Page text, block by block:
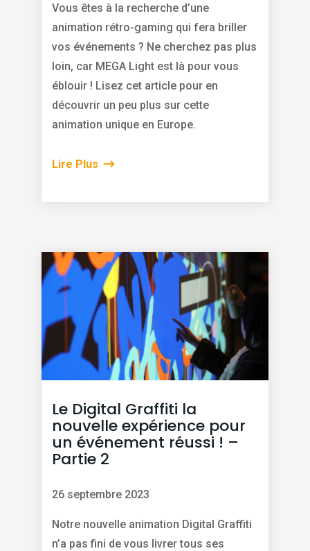
Vous êtes à la recherche d’une
animation rétro-gaming qui fera briller
vos événements ? Ne cherchez pas plus
loin, car MEGA Light est là pour vous
éblouir ! Lisez cet article pour en
découvrir un peu plus sur cette
animation unique en Europe.
Lire Plus
Le Digital Graffiti la
nouvelle expérience pour
un événement réussi ! –
Partie 2
26 septembre 2023
Notre nouvelle animation Digital Graffiti
n’a pas fini de vous livrer tous ses